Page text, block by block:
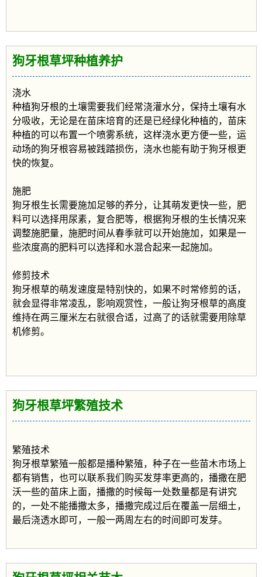
狗牙根草坪种植养护
浇水
种植狗牙根的土壤需要我们经常浇灌水分，保持土壤有水
分吸收，无论是在苗床培育的还是已经绿化种植的，苗床
种植的可以布置一个喷雾系统，这样浇水更方便一些，运
动场的狗牙根容易被践踏损伤，浇水也能有助于狗牙根更
快的恢复。
施肥
狗牙根生长需要施加足够的养分，让其萌发更快一些，肥
料可以选择用尿素，复合肥等，根据狗牙根的生长情况来
调整施肥量，施肥时间从春季就可以开始施加，如果是一
些浓度高的肥料可以选择和水混合起来一起施加。
修剪技术
狗牙根草的萌发速度是特别快的，如果不时常修剪的话，
就会显得非常凌乱，影响观赏性，一般让狗牙根草的高度
维持在两三厘米左右就很合适，过高了的话就需要用除草
机修剪。
狗牙根草坪繁殖技术
繁殖技术
狗牙根草繁殖一般都是播种繁殖，种子在一些苗木市场上
都有销售，也可以联系我们购买发芽率更高的，播撒在肥
沃一些的苗床上面，播撒的时候每一处数量都是有讲究
的，一处不能播撒太多，播撒完成过后在覆盖一层细土，
最后浇透水即可，一般一两周左右的时间即可发芽。